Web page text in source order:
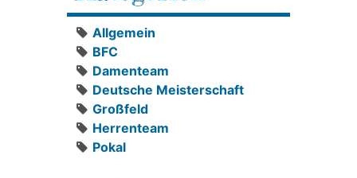
Allgemein
BFC
Damenteam
Deutsche Meisterschaft
Großfeld
Herrenteam
Pokal